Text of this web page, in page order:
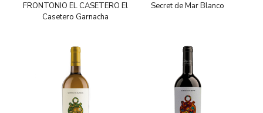
FRONTONIO EL CASETERO El
Casetero Garnacha
Secret de Mar Blanco